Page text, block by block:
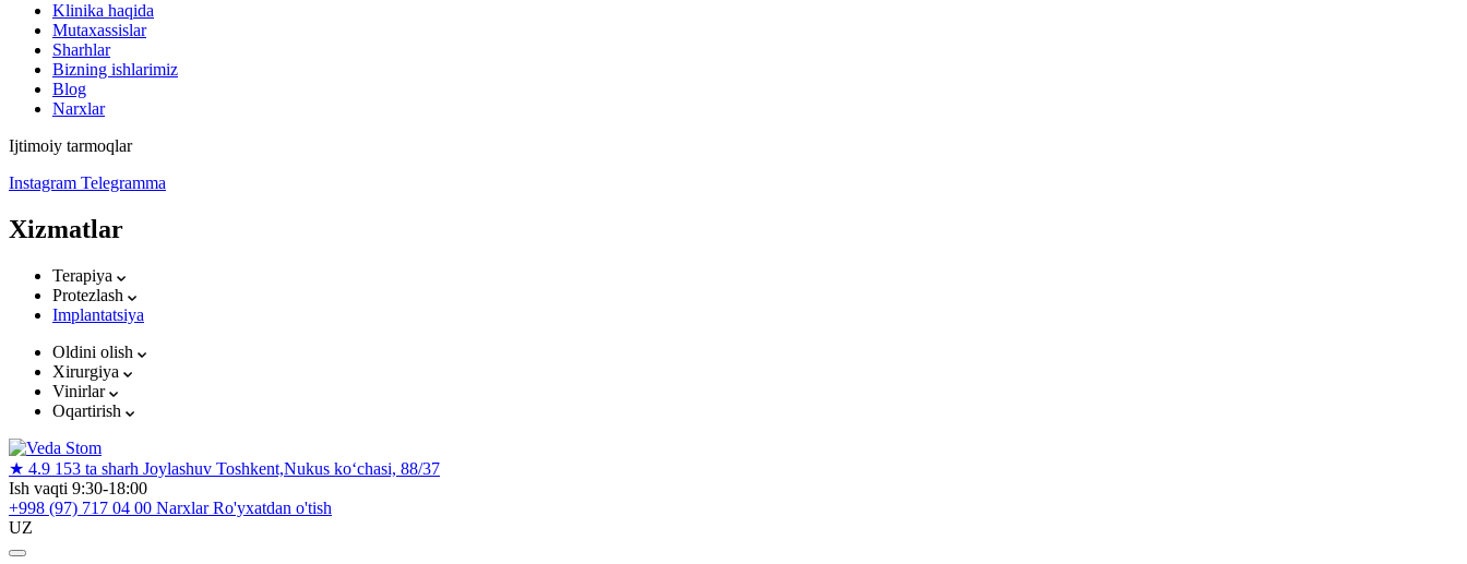
Klinika haqida
Mutaxassislar
Sharhlar
Bizning ishlarimiz
Blog
Narxlar
Ijtimoiy tarmoqlar
Instagram Telegramma
Xizmatlar
Terapiya
Protezlash
Implantatsiya
Oldini olish
Xirurgiya
Vinirlar
Oqartirish
★ 4.9 153 ta sharh Joylashuv Toshkent,Nukus ko‘chasi, 88/37
Ish vaqti 9:30-18:00
+998 (97) 717 04 00 NarxlarRo'yxatdan o'tish
UZ